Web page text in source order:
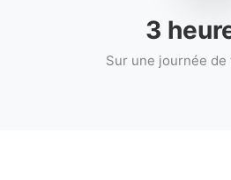
4
Sur une journée de